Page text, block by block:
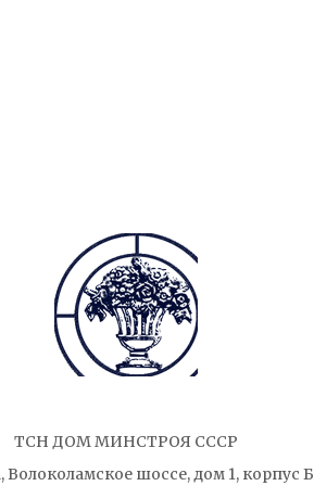
ТСН ДОМ МИНСТРОЯ СССР
Волоколамское шоссе, дом 1, корпус Б